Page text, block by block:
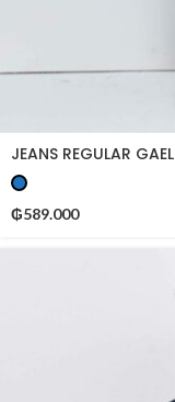
JEANS REGULAR GAEL
₲589.000